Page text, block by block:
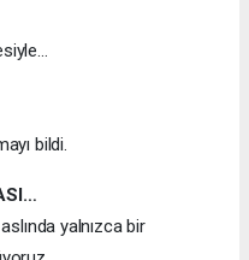
bildi.
yalnızca bir